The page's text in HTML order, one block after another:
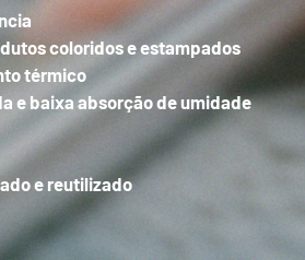
coloridos e estampados
térmico
e baixa absorção de umidade
e reutilizado